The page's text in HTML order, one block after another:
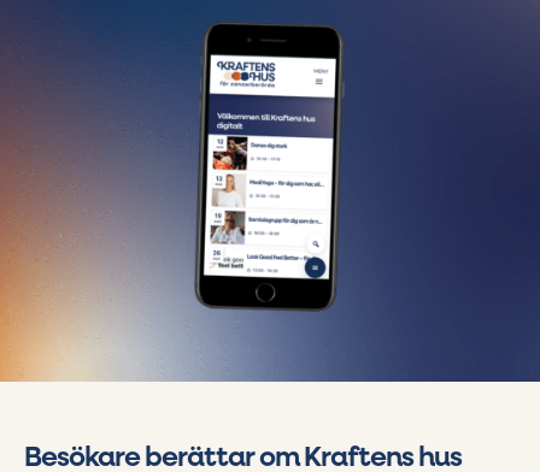
Besökare berättar om Kraftens hus